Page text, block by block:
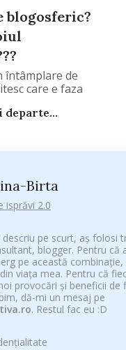
blogosferic?
întâmplare de
care e faza
departe...
Birta
isprăvi 2.0
pe scurt, aș folosi
blogger. Pentru că
pe această combinație,
viața mea. Pentru că
provocări și beneficii de
dă-mi un mesaj pe
. Restul fac eu :D